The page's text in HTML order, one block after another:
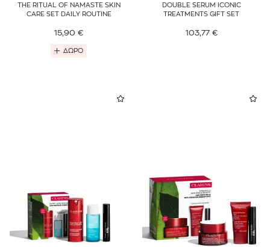
THE RITUAL OF NAMASTE SKIN
CARE SET DAILY ROUTINE
15,90 €
ΔΩΡΟ
DOUBLE SERUM ICONIC
TREATMENTS GIFT SET
103,77 €